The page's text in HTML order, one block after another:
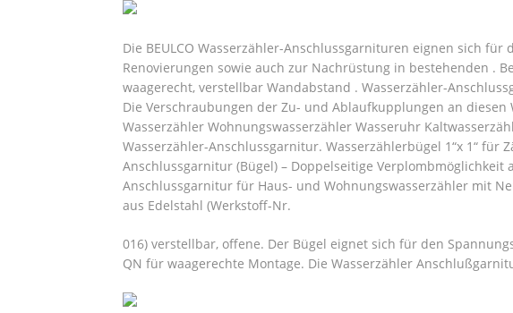
Die BEULCO Wasserzähler-Anschlussgarnituren eignen sich
Renovierungen sowie auch zur Nachrüstung in bestehenden .
waagerecht, verstellbar Wandabstand . Wasserzähler-
Die Verschraubungen der Zu- und Ablaufkupplungen an
Wasserzähler Wohnungswasserzähler Wasseruhr
Wasserzähler-Anschlussgarnitur. Wasserzählerbügel 1“x 1“ für
Anschlussgarnitur (Bügel) – Doppelseitige
Anschlussgarnitur für Haus- und Wohnungswasserzähler mit
aus Edelstahl (Werkstoff-Nr.
016) verstellbar, offene. Der Bügel eignet sich für den
QN für waagerechte Montage. Die Wasserzähler